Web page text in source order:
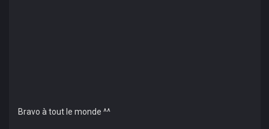
Bravo à tout le monde ^^